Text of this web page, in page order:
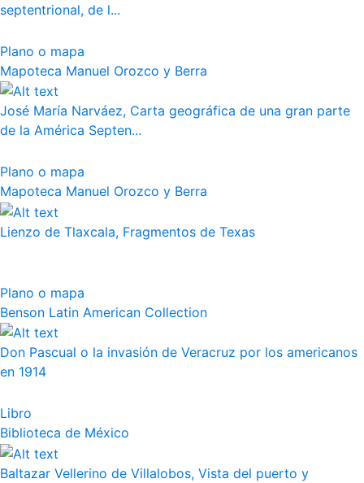
septentrional, de l...
Plano o mapa
Mapoteca Manuel Orozco y Berra
José María Narváez, Carta geográfica de una gran parte
de la América Septen...
Plano o mapa
Mapoteca Manuel Orozco y Berra
Lienzo de Tlaxcala, Fragmentos de Texas
Plano o mapa
Benson Latin American Collection
Don Pascual o la invasión de Veracruz por los americanos
en 1914
Libro
Biblioteca de México
Baltazar Vellerino de Villalobos, Vista del puerto y